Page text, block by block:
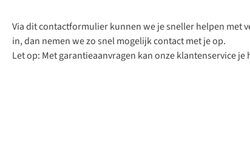
Via dit contactformulier kunnen we je sneller helpen met
in, dan nemen we zo snel mogelijk contact met je op.
Let op: Met garantieaanvragen kan onze klantenservice